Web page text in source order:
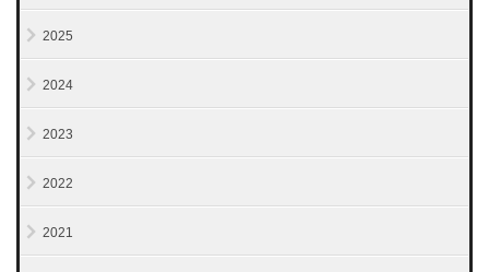
2025
2024
2023
2022
2021